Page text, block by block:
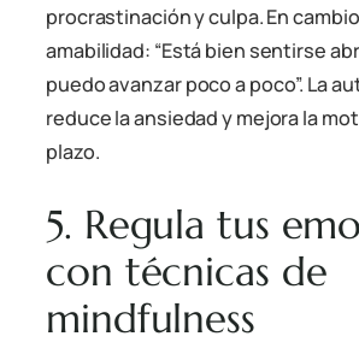
procrastinación y culpa. En
amabilidad: “Está bien sentirse
puedo avanzar poco a poco”. La
reduce la ansiedad y mejora la
plazo.
5. Regula tus
con técnicas de
mindfulness